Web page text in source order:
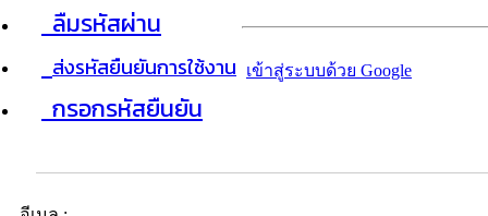
ลืมรหัสผ่าน
ส่งรหัสยืนยันการใช้งาน
กรอกรหัสยืนยัน
เข้าสู่ระบบด้วย Google